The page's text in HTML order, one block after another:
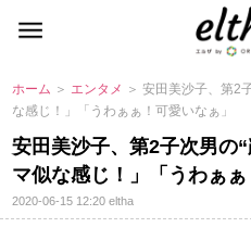
ホーム ＞ エンタメ ＞ 安田美沙子、第2
な感じ！」「うわぁぁ！可愛いなぁ」
安田美沙子、第2子次男の
マ似な感じ！」「うわぁぁ
2020-06-15 12:20eltha